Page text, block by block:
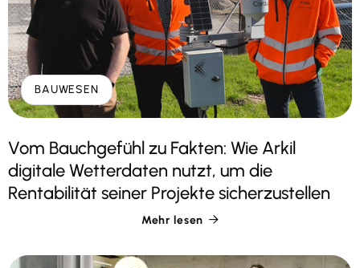
BAUWESEN
Vom Bauchgefühl zu Fakten: Wie Arkil
digitale Wetterdaten nutzt, um die
Rentabilität seiner Projekte sicherzustellen
Mehr lesen 